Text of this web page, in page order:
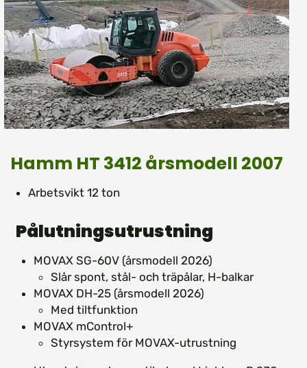
Hamm HT 3412 årsmodell 2007
Arbetsvikt 12 ton
Pålutningsutrustning
MOVAX SG-60V (årsmodell 2026)
Slår spont, stål- och träpålar, H-balkar
MOVAX DH-25 (årsmodell 2026)
Med tiltfunktion
MOVAX mControl+
Styrsystem för MOVAX-utrustning